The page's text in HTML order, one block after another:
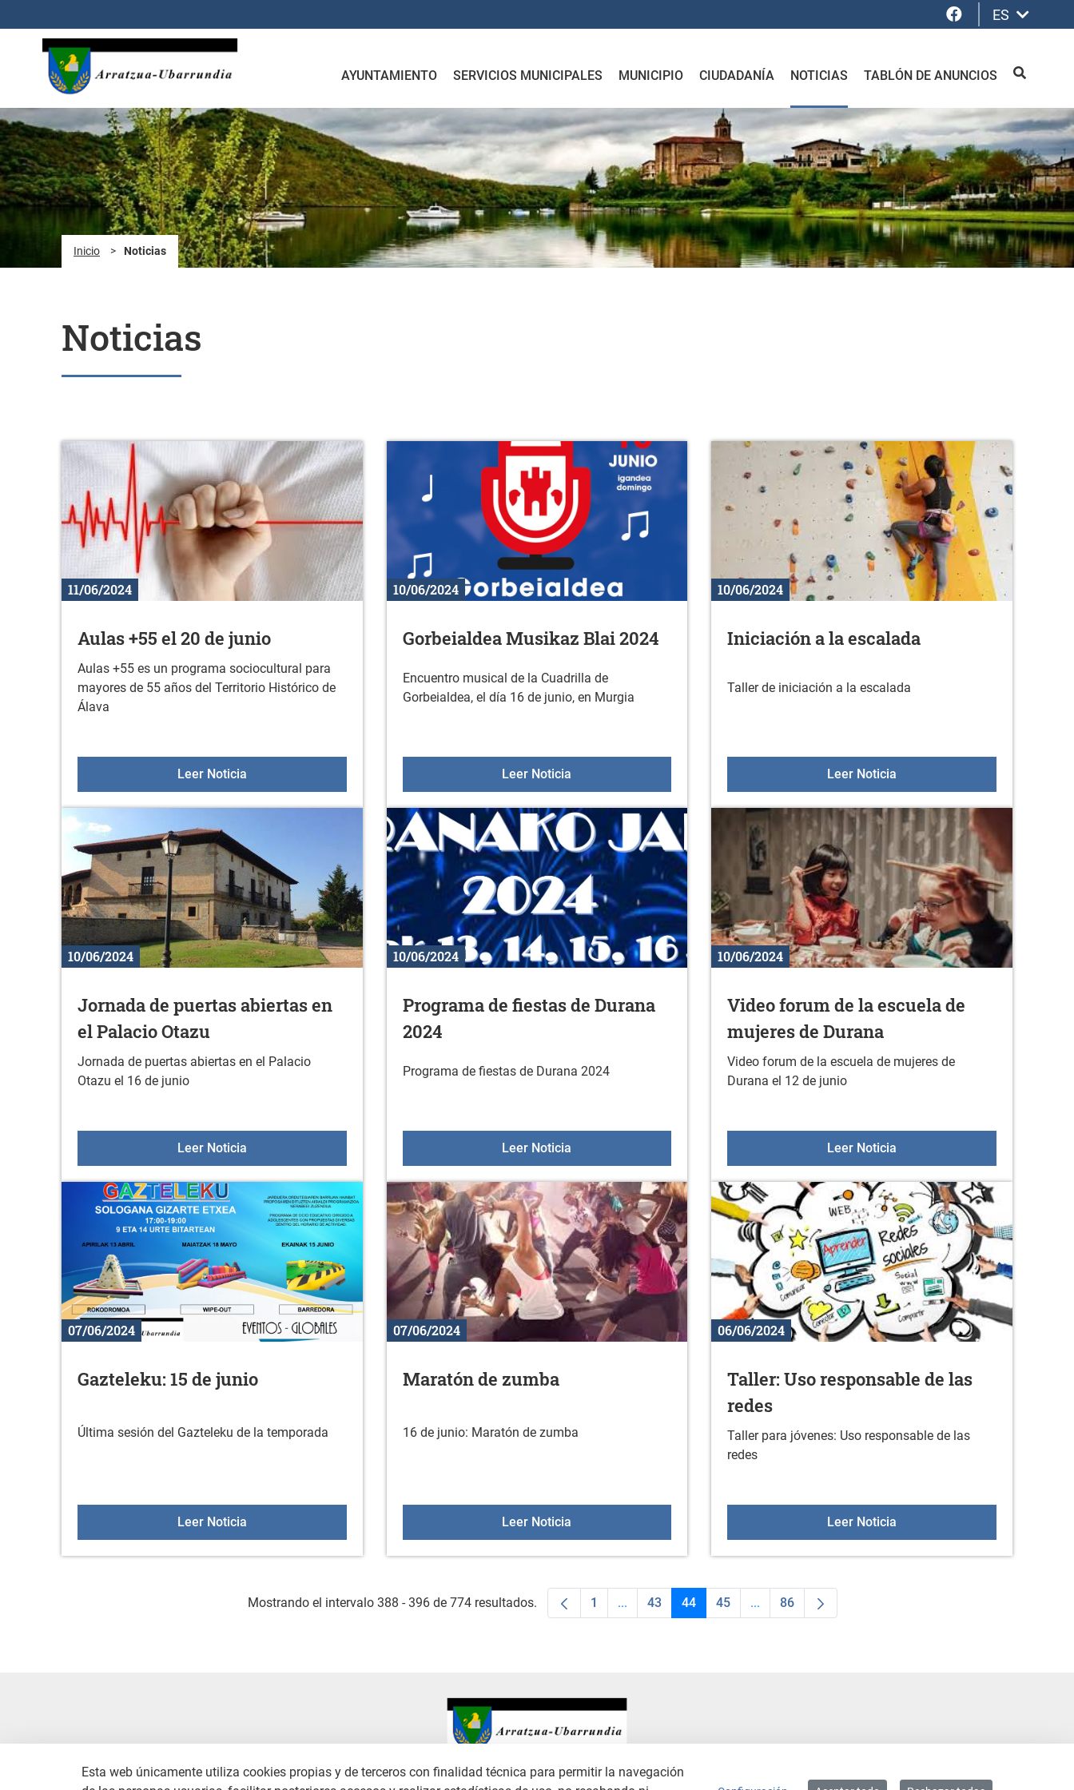
Facebook
ES
AYUNTAMIENTO SERVICIOS MUNICIPALES MUNICIPIO CIUDADANÍA NOTICIAS TABLÓN DE ANUNCIOS BUSCAR
Inicio > Noticias
Noticias
11/06/2024
Aulas +55 el 20 de junio
Aulas +55 es un programa sociocultural para
mayores de 55 años del Territorio Histórico de
Álava
Leer NoticiaAulas +55 el 20 de junio
10/06/2024
Gorbeialdea Musikaz Blai 2024
Encuentro musical de la Cuadrilla de
Gorbeialdea, el día 16 de junio, en Murgia
Leer Noticia
10/06/2024
Iniciación a la escalada
Taller de iniciación a la escalada
Leer Noticia
10/06/2024
Jornada de puertas abiertas en
el Palacio Otazu
Jornada de puertas abiertas en el Palacio
Otazu el 16 de junio
Leer NoticiaJornada de puertas abiertas en el Palacio Otazu
10/06/2024
Programa de fiestas de Durana
2024
Programa de fiestas de Durana 2024
Leer Noticia
10/06/2024
Video forum de la escuela de
mujeres de Durana
Video forum de la escuela de mujeres de
Durana el 12 de junio
Leer Noticia
07/06/2024
Gazteleku: 15 de junio
Última sesión del Gazteleku de la temporada
Leer NoticiaGazteleku: 15 de junio
07/06/2024
Maratón de zumba
16 de junio: Maratón de zumba
Leer Noticia
06/06/2024
Taller: Uso responsable de las
redes
Taller para jóvenes: Uso responsable de las
redes
Leer Noticia
Mostrando el intervalo 388 - 396 de 774 resultados. Página
1 ...Páginas intermedias Use TAB para desplazarse.
Página
43 Página
44 Página
45 ...Páginas intermedias Use TAB para desplazarse.
Página
86
Esta web únicamente utiliza cookies propias y de terceros con finalidad técnica para permitir la navegación